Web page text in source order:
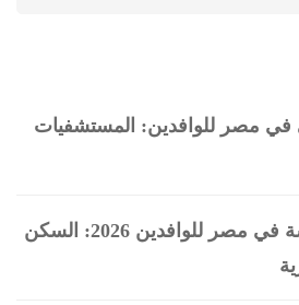
في مصر للوافدين: المستشفيات
دليل تكلفة المعيشة في مصر للوافدين 2026: السكن